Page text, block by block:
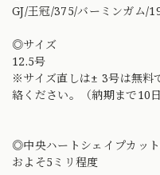
GJ/王冠/375/バーミンガム/
◎サイズ
12.5号
※サイズ直しは± 3号は無料
絡ください。（納期まで10
◎中央ハートシェイプカッ
およそ5ミリ程度